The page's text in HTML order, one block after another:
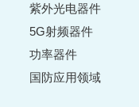
紫外光电器件
5G射频器件
功率器件
国防应用领域